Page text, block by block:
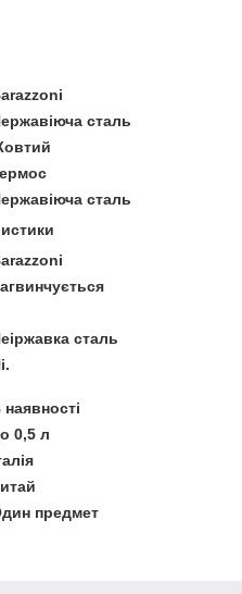
сталь
сталь
сталь
наявності
0,5 л
предмет